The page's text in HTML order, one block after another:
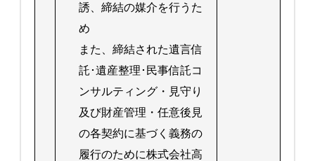
誘、締結の媒介を行うた
め
また、締結された遺言信
託･遺産整理･民事信託コ
ンサルティング・見守り
及び財産管理・任意後見
の各契約に基づく義務の
履行のために株式会社高